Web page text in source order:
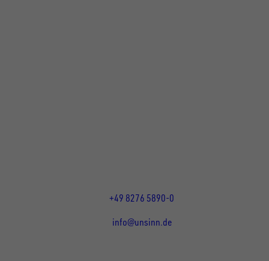
+49 8276 5890-0
info@unsinn.de